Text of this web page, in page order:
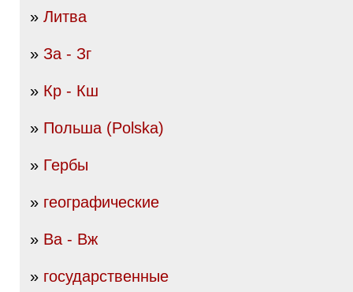
» Литва
» За - Зг
» Кр - Кш
» Польша (Polska)
» Гербы
» географические
» Ва - Вж
» государственные